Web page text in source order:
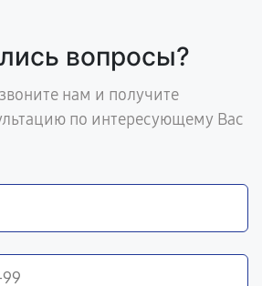
вопросы?
нам и получите
по интересующему Вас